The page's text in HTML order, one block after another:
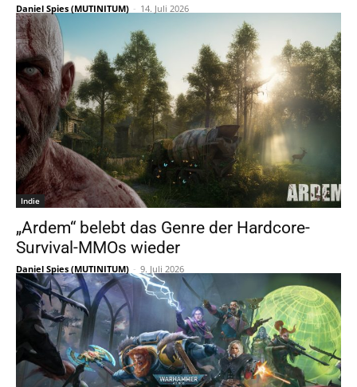
Daniel Spies (MUTINITUM) - 14. Juli 2026
Indie
„Ardem“ belebt das Genre der Hardcore-
Survival-MMOs wieder
Daniel Spies (MUTINITUM) - 9. Juli 2026